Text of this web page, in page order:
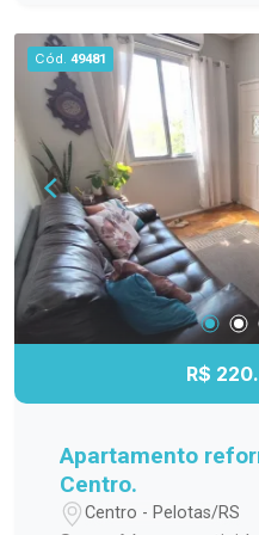
moderna com
espaços Por estar em fase final de construção, o
imóvel traz a vantagem
com estrutura moderna
valorização. Ideal para quem procura conforto,
espaço e um imóvel
contato para mais
visita!
Cód. 49481
R$
Apartamento
Centro.
Centro - Pelotas/RS